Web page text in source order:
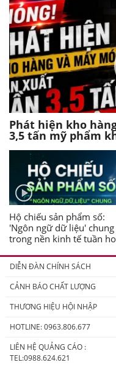
Phát hiện kho
3,5 tấn mỹ phẩm
Hộ chiếu sản phẩm số:
'Ngôn ngữ dữ liệu' chung
trong nền kinh tế tuần
DIỄN ĐÀN CHÍNH SÁCH
CẢNH BÁO CHẤT LƯỢNG
THƯƠNG HIỆU HỘI NHẬP
HOTLINE: 0963.806.677
LIÊN HỆ QUẢNG CÁO :
TEL:0988.624.621